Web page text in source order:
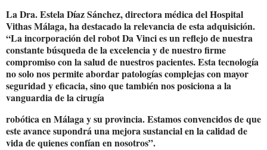
La Dra. Estela Díaz Sánchez, directora médica del Hospital
Vithas Málaga, ha destacado la relevancia de esta adquisición.
“La incorporación del robot Da Vinci es un reflejo de nuestra
constante búsqueda de la excelencia y de nuestro firme
compromiso con la salud de nuestros pacientes. Esta tecnología
no solo nos permite abordar patologías complejas con mayor
seguridad y eficacia, sino que también nos posiciona a la
vanguardia de la cirugía
robótica en Málaga y su provincia. Estamos convencidos de que
este avance supondrá una mejora sustancial en la calidad de
vida de quienes confían en nosotros”.